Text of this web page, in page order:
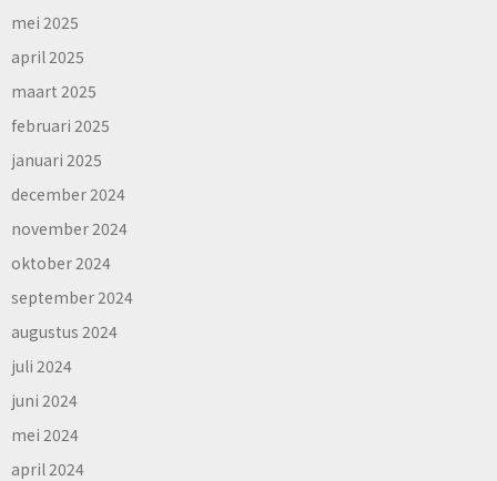
mei 2025
april 2025
maart 2025
februari 2025
januari 2025
december 2024
november 2024
oktober 2024
september 2024
augustus 2024
juli 2024
juni 2024
mei 2024
april 2024